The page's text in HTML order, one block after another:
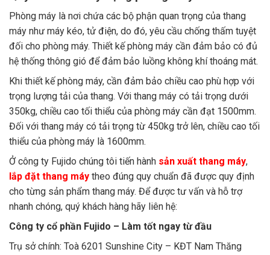
Phòng máy là nơi chứa các bộ phận quan trọng của thang
máy như máy kéo, tử điện, do đó, yêu cầu chống thấm tuyệt
đối cho phòng máy. Thiết kế phòng máy cần đảm bảo có đủ
hệ thống thông gió để đảm bảo luồng không khí thoáng mát.
Khi thiết kế phòng máy, cần đảm bảo chiều cao phù hợp với
trọng lượng tải của thang. Với thang máy có tải trọng dưới
350kg, chiều cao tối thiểu của phòng máy cần đạt 1500mm.
Đối với thang máy có tải trọng từ 450kg trở lên, chiều cao tối
thiểu của phòng máy là 1600mm.
Ở công ty Fujido chúng tôi tiến hành sản xuất thang máy,
lắp đặt thang máy theo đúng quy chuẩn đã được quy định
cho từng sản phẩm thang máy. Để được tư vấn và hỗ trợ
nhanh chóng, quý khách hàng hãy liên hệ:
Công ty cổ phần Fujido – Làm tốt ngay từ đầu
Trụ sở chính: Toà 6201 Sunshine City – KĐT Nam Thăng